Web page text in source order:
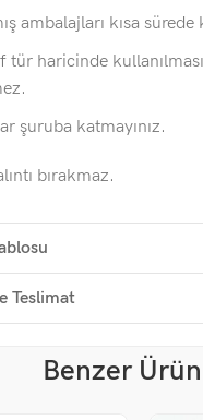
ambalajları kısa sürede
tür haricinde
şuruba katmayınız.
bırakmaz.
Teslimat
Benzer